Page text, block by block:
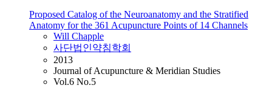
Proposed Catalog of the Neuroanatomy and the Stratified
Anatomy for the 361 Acupuncture Points of 14 Channels
Will Chapple
사단법인약침학회
2013
Journal of Acupuncture & Meridian Studies
Vol.6 No.5